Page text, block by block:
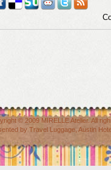
© 2009 MIRELLE Atelier. All
by Travel Luggage Austin